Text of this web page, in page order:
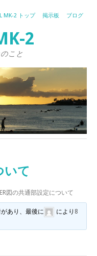
MK-2 トップ 掲示板 ブログ
2
こと
いて
ER図の共通部設定について
あり、最後に により 8